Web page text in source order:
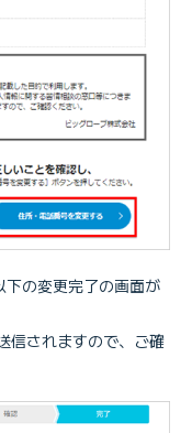
の変更完了の画面が
信されますので、ご確